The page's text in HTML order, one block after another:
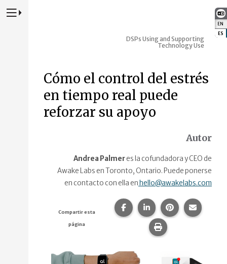
EN
ES
Presione para alternar la navegación principal del sitio web
DSPs Using and Supporting
Technology Use
Cómo el control del estrés
en tiempo real puede
reforzar su apoyo
Autor
Andrea Palmeres la cofundadora y CEO de
Awake Labs enToronto, Ontario. Puede ponerse
en contacto con ella en hello@awakelabs.com
Compartir esta
página
Compartir esta página en
Compartir esta
Compartir
Imprime esta